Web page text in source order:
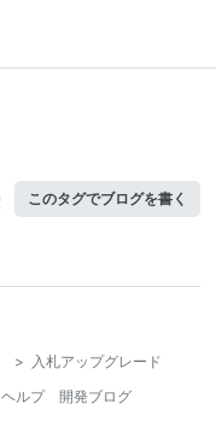
このタグでブログを書く
> 入札アップグレード
ヘルプ
開発ブログ